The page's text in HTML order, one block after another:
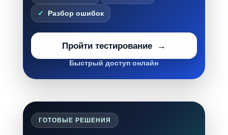
Разбор ошибок
Пройти тестирование
Быстрый доступ онлайн
ГОТОВЫЕ РЕШЕНИЯ